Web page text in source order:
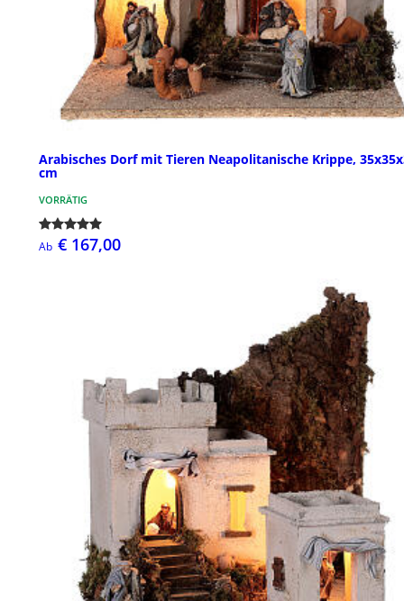
Arabisches Dorf mit Tieren Neapolitanische Krippe,
cm
VORRÄTIG
Ab € 167,00